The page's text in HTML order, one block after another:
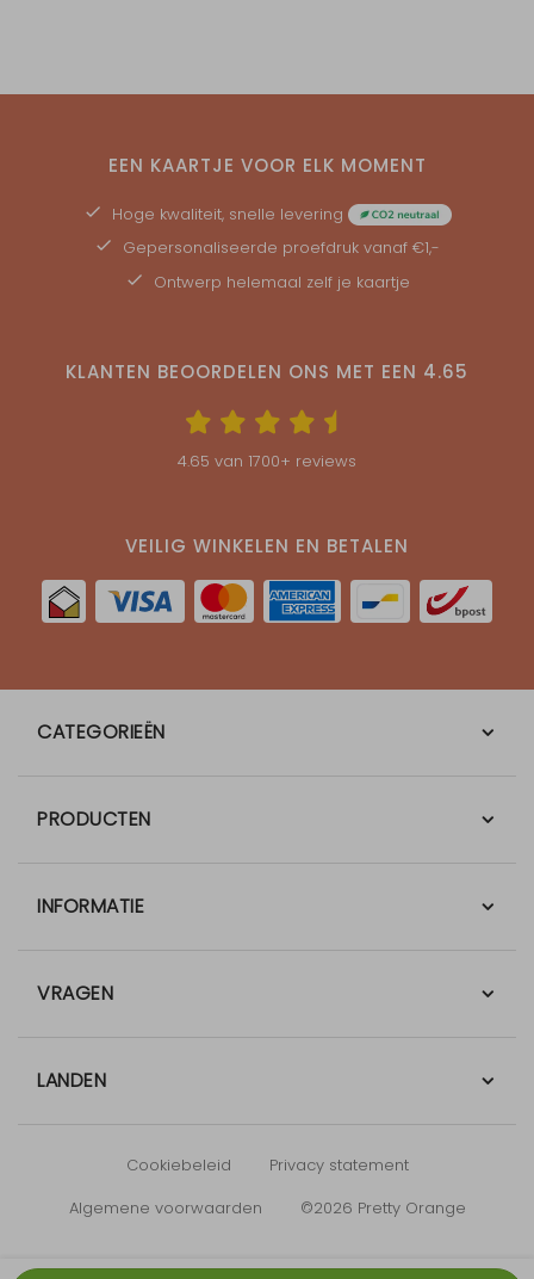
EEN KAARTJE VOOR ELK MOMENT
Hoge kwaliteit, snelle levering
Gepersonaliseerde proefdruk vanaf €1,-
Ontwerp helemaal zelf je kaartje
KLANTEN BEOORDELEN ONS MET EEN 4.65
4.65 van 1700+ reviews
VEILIG WINKELEN EN BETALEN
CATEGORIEËN
PRODUCTEN
INFORMATIE
VRAGEN
LANDEN
Cookiebeleid
Privacy statement
Algemene voorwaarden
©2026 Pretty Orange